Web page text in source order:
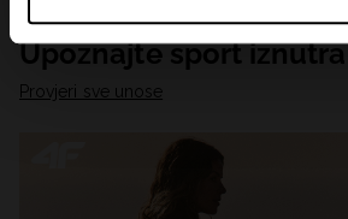
Upoznajte sport iznutra
Provjeri sve unose